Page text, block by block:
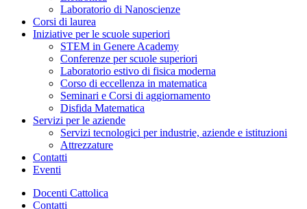
Laboratorio di Nanoscienze
Corsi di laurea
Iniziative per le scuole superiori
STEM in Genere Academy
Conferenze per scuole superiori
Laboratorio estivo di fisica moderna
Corso di eccellenza in matematica
Seminari e Corsi di aggiornamento
Disfida Matematica
Servizi per le aziende
Servizi tecnologici per industrie, aziende e istituzioni
Attrezzature
Contatti
Eventi
Docenti Cattolica
Contatti